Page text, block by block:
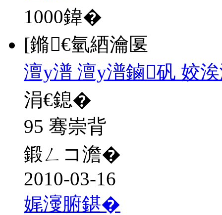
1000鍏�
[鏅€氫綇瀹匽
澶у潽 澶у潽鏀矾 姣
涓€鎴�
95 骞崇背
鍛ㄥコ澹�
2010-03-16
娓濅腑鍖�